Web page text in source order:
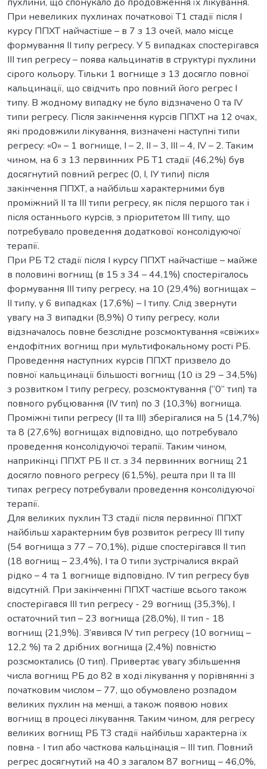
При невеликих пухлинах початкової Т1 стадії після I
курсу ППХТ найчастіше – в 7 з 13 очей, мало місце
формування II типу регресу. У 5 випадках спостерігався
III тип регресу – поява кальцинатів в структурі пухлини
сірого кольору. Тільки 1 вогнище з 13 досягло повної
кальцинації, що свідчить про повний його регрес I
типу. В жодному випадку не було відзначено 0 та IV
типи регресу. Після закінчення курсів ППХТ на 12 очах,
які продовжили лікування, визначені наступні типи
регресу: «0» – 1 вогнище, I – 2, II – 3, III – 4, IV – 2. Таким
чином, на 6 з 13 первинних РБ Т1 стадії (46,2%) був
досягнутий повний регрес (0, І, ІУ типи) після
закінчення ППХТ, а найбільш характерними був
проміжний ІІ та ІІІ типи регресу, як після першого так і
після останнього курсів, з пріоритетом ІІІ типу, що
потребувало проведення додаткової консолідуючої
терапії.
При РБ Т2 стадії після І курсу ППХТ найчастіше – майже
в половині вогнищ (в 15 з 34 – 44,1%) спостерігалось
формування ІІІ типу регресу, на 10 (29,4%) вогнищах –
ІІ типу, у 6 випадках (17,6%) – І типу. Слід звернути
увагу на 3 випадки (8,9%) 0 типу регресу, коли
відзначалось повне безслідне розсмоктування «свіжих»
ендофітних вогнищ при мультифокальному рості РБ.
Проведення наступних курсів ППХТ призвело до
повної кальцинації більшості вогнищ (10 із 29 – 34,5%)
з розвитком І типу регресу, розсмоктування (“0” тип) та
повного рубцювання (IV тип) по 3 (10,3%) вогнища.
Проміжні типи регресу (II та III) зберігалися на 5 (14,7%)
та 8 (27,6%) вогнищах відповідно, що потребувало
проведення консолідуючої терапії. Таким чином,
наприкінці ППХТ РБ II ст. з 34 первинних вогнищ 21
досягло повного регресу (61,5%), решта при ІІ та ІІІ
типах регресу потребували проведення консолідуючої
терапії.
Для великих пухлин Т3 стадії після первинної ППХТ
найбільш характерним був розвиток регресу ІІІ типу
(54 вогнища з 77 – 70,1%), рідше спостерігався ІІ тип
(18 вогнищ – 23,4%), І та 0 типи зустрічалися вкрай
рідко – 4 та 1 вогнище відповідно. ІV тип регресу був
відсутній. При закінченні ППХТ частіше всього також
спостерігався ІІІ тип регресу - 29 вогнищ (35,3%), І
остаточний тип – 23 вогнища (28,0%), ІІ тип - 18
вогнищ (21,9%). З’явився IV тип регресу (10 вогнищ –
12,2 %) та 2 дрібних вогнища (2,4%) повністю
розсмоктались (0 тип). Привертає увагу збільшення
числа вогнищ РБ до 82 в ході лікування у порівнянні з
початковим числом – 77, що обумовлено розпадом
великих пухлин на менші, а також появою нових
вогнищ в процесі лікування. Таким чином, для регресу
великих вогнищ РБ Т3 стадії найбільш характерна їх
повна - I тип або часткова кальцінація – III тип. Повний
регрес досягнутий на 40 з загалом 87 вогнищ – 46,0%,